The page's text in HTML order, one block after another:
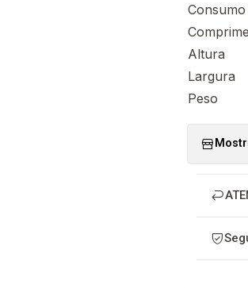
Altura
Largura
Peso